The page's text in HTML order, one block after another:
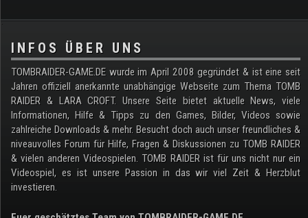
.
INFOS ÜBER UNS
TOMBRAIDER-GAME.DE wurde im April 2008 gegründet & ist eine seit
Jahren offiziell anerkannte unabhängige Webseite zum Thema TOMB
RAIDER & LARA CROFT. Unsere Seite bietet aktuelle News, viele
Informationen, Hilfe & Tipps zu den Games, Bilder, Videos sowie
zahlreiche Downloads & mehr. Besucht doch auch unser freundliches &
niveauvolles Forum für Hilfe, Fragen & Diskussionen zu TOMB RAIDER
& vielen anderen Videospielen. TOMB RAIDER ist für uns nicht nur ein
Videospiel, es ist unsere Passion in das wir viel Zeit & Herzblut
investieren.